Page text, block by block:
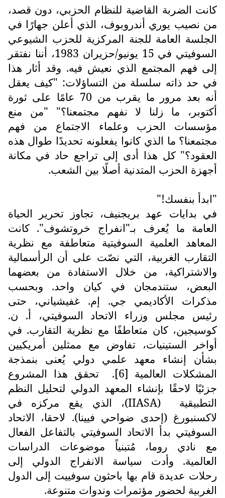
كانت الضربة القاضية للنظام الحزبي، دون قصد،
من نصيب يوري أندروبوف، الذي أعلن جهارًا في
الجلسة العامة للجنة المركزية للحزب الشيوعي
السوفيتي في 15 يونيو/حزيران 1983، أننا نفتقر
إلى فهم المجتمع الذي نعيش فيه. وقد أثار هذا
في حد ذاته سلسلة من التساؤلات: "كيف يعقل
أنه بعد مرور ما يقرب من 70 عامًا على ثورة
أكتوبر، ما زلنا لا نفهم مجتمعنا؟" "من منع
مؤسسات الحزب وعلماء الاجتماع من فهم
مجتمعنا؟ ما الذي كانوا يفعلونه تحديدًا طوال هذه
العقود؟" كل هذا أدى إلى تراجع حاد في مكانة
أجهزة الحزب المتدنية أصلًا بين الشعب.
"ابدأ بنفسك!"
في بدايات عهد بريجنيف، تجاوز تحرير الحياة
العامة ما يُعرف بـ"انفراج خروتشوف". كانت
المعاهد العلمية السوفيتية متعاطفة مع نظرية
التقارب الغربية، التي نصّت على أن الرأسمالية
والاشتراكية، من خلال الاستفادة من بعضهما
البعض، ستندمجان في كيان واحد. وبحسب
مذكرات الأكاديمي جي. إم. غفيشياني، حتى
رئيس مجلس وزراء الاتحاد السوفيتي، أ. ن.
كوسيجين، كان متعاطفًا مع نظرية التقارب. في
أواخر الستينيات، تفاوض مع ممثلين أمريكيين
بشأن إنشاء معهد علمي دولي يُعنى بنمذجة
المشكلات العالمية [6].
تحقق هذا المشروع
جزئيًا لاحقًا بإنشاء المعهد الدولي لتحليل النظم
التطبيقية
(
IIASA)، الذي يقع مركزه في
لاكسنبورغ (إحدى ضواحي فيينا). لاحقا، الاتحاد
السوفيتي بدأ الاتحاد السوفيتي بالتفاعل الفعال
مع نادي روما، مُتبنياً موضوعات الدراسات
العالمية. وأدت سياسة الانفراج الدولي إلى
رحلات عديدة قام بها باحثون سوفييت إلى الدول
الغربية لحضور مؤتمرات وندوات متنوعة.